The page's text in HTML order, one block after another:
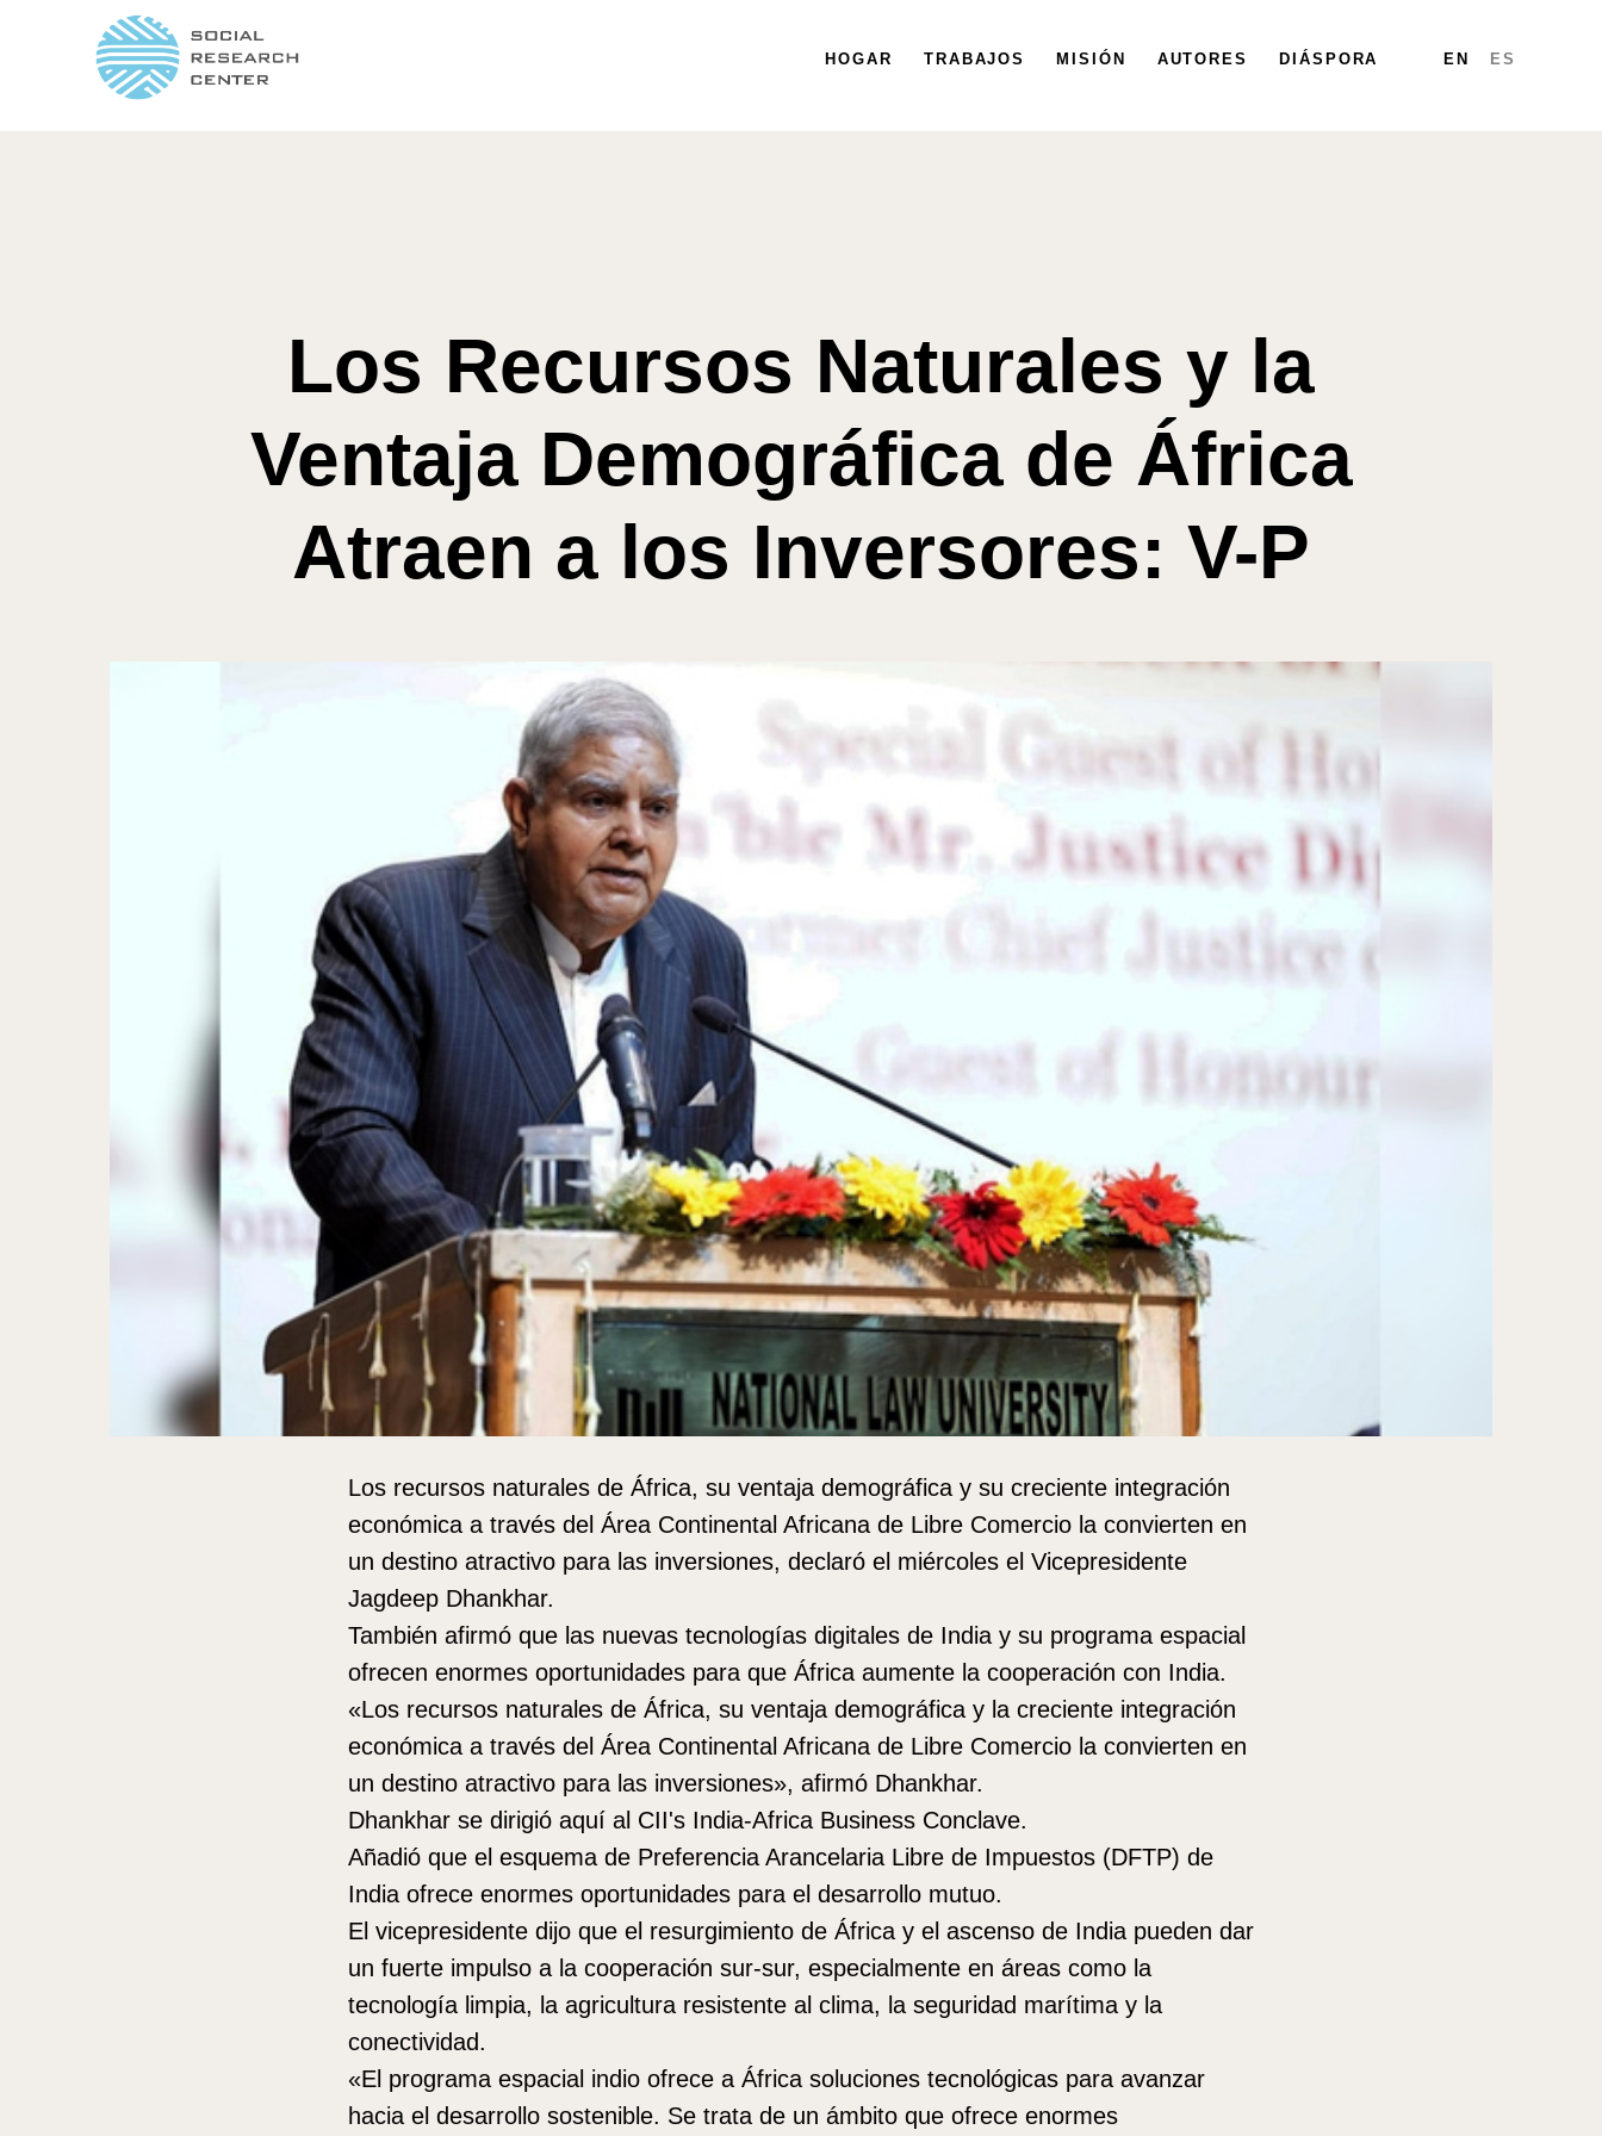
TRABAJOS MISIÓN PARTICIPA DIÁSPORA MAPA INFORMES
HOGAR TRABAJOS MISIÓN AUTORES DIÁSPORA EN ES
Los Recursos Naturales y la
Ventaja Demográfica de África
Atraen a los Inversores: V-P
Los recursos naturales de África, su ventaja demográfica y su creciente integración
económica a través del Área Continental Africana de Libre Comercio la convierten en
un destino atractivo para las inversiones, declaró el miércoles el Vicepresidente
Jagdeep Dhankhar.
También afirmó que las nuevas tecnologías digitales de India y su programa espacial
ofrecen enormes oportunidades para que África aumente la cooperación con India.
«Los recursos naturales de África, su ventaja demográfica y la creciente integración
económica a través del Área Continental Africana de Libre Comercio la convierten en
un destino atractivo para las inversiones», afirmó Dhankhar.
Dhankhar se dirigió aquí al CII's India-Africa Business Conclave.
Añadió que el esquema de Preferencia Arancelaria Libre de Impuestos (DFTP) de
India ofrece enormes oportunidades para el desarrollo mutuo.
El vicepresidente dijo que el resurgimiento de África y el ascenso de India pueden dar
un fuerte impulso a la cooperación sur-sur, especialmente en áreas como la
tecnología limpia, la agricultura resistente al clima, la seguridad marítima y la
conectividad.
«El programa espacial indio ofrece a África soluciones tecnológicas para avanzar
hacia el desarrollo sostenible. Se trata de un ámbito que ofrece enormes